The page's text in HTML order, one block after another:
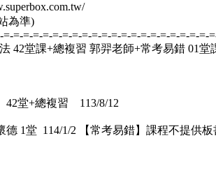
為準)
=-=-=-=-=-=-=-=-=-=-=-=-=-=-=-=-=-=-=-=-
42堂課+總複習 郭羿老師+常考易錯 01
堂+總複習 113/8/12
德 1堂 114/1/2 【常考易錯】課程不提供板